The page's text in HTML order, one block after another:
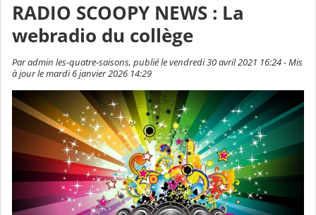
RADIO SCOOPY NEWS : La
webradio du collège
Par admin les-quatre-saisons, publié le vendredi 30 avril 2021 16:24 - Mis
à jour le mardi 6 janvier 2026 14:29